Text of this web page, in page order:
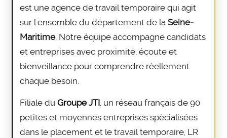
est une agence de travail temporaire qui agit
sur l'ensemble du département de la Seine-
Maritime. Notre équipe accompagne candidats
et entreprises avec proximité, écoute et
bienveillance pour comprendre réellement
chaque besoin.
Filiale du Groupe JTI, un réseau français de 90
petites et moyennes entreprises spécialisées
dans le placement et le travail temporaire, LR